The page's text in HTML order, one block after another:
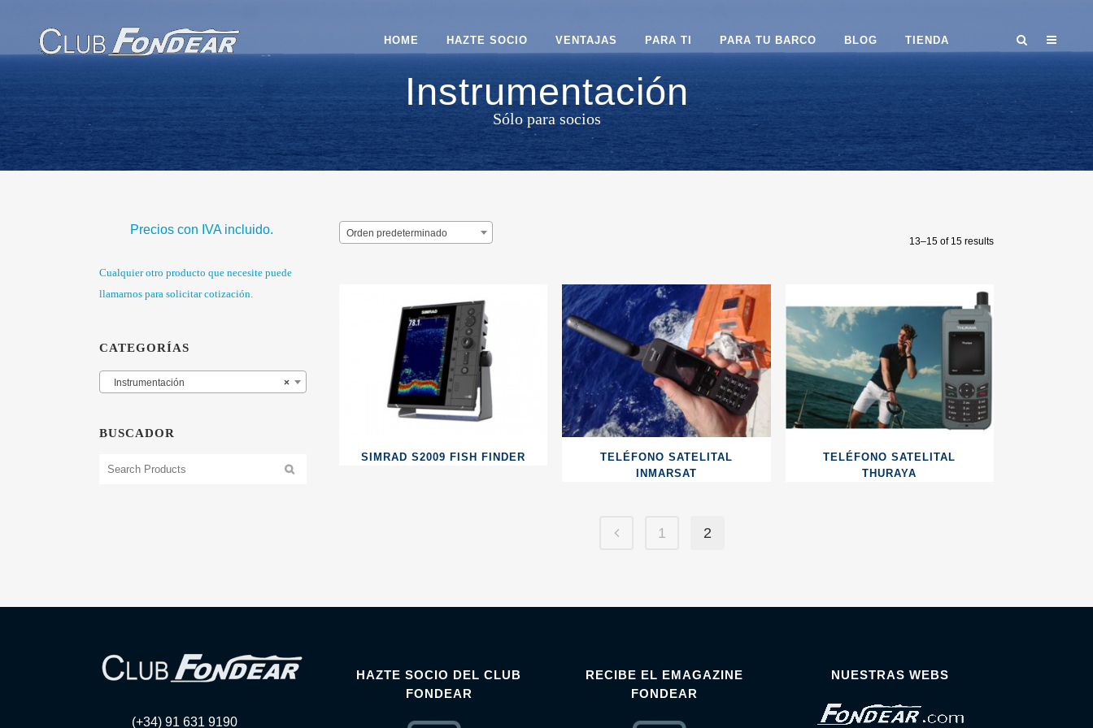
HOME HAZTE SOCIO VENTAJAS PARA TI PARA TU BARCO BLOG TIENDA
Instrumentación
Sólo para socios
Precios con IVA incluido.
Cualquier otro producto que necesite puede
llamarnos para solicitar cotización.
CATEGORÍAS
×
Instrumentación
BUSCADOR
13–15 of 15 results
Orden predeterminado
SIMRAD S2009 FISH FINDER
TELÉFONO SATELITAL
INMARSAT
TELÉFONO SATELITAL
THURAYA
1 2
(+34) 91 631 9190
HAZTE SOCIO DEL CLUB
FONDEAR
RECIBE EL EMAGAZINE
FONDEAR
NUESTRAS WEBS